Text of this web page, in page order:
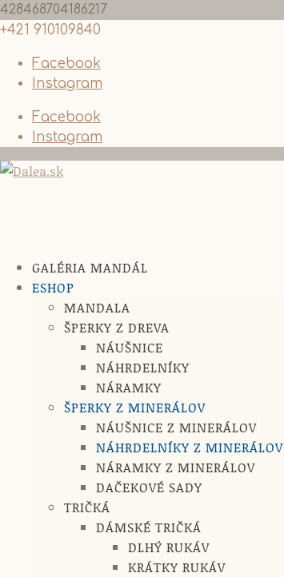
428468704186217
+421 910109840
Facebook
Instagram
Facebook
Instagram
GALÉRIA MANDÁL
ESHOP
MANDALA
ŠPERKY Z DREVA
NÁUŠNICE
NÁHRDELNÍKY
NÁRAMKY
ŠPERKY Z MINERÁLOV
NÁUŠNICE Z MINERÁLOV
NÁHRDELNÍKY Z MINERÁLOV
NÁRAMKY Z MINERÁLOV
DAČEKOVÉ SADY
TRIČKÁ
DÁMSKÉ TRIČKÁ
DLHÝ RUKÁV
KRÁTKY RUKÁV